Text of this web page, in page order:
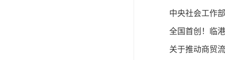
全国首创！临
关于推动商贸